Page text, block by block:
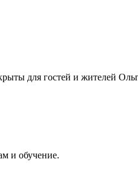
для гостей и жителей
и обучение.